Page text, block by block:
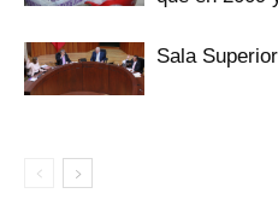
Sala